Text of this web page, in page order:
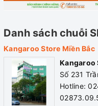
Danh sách chuỗi
Kangaroo Store Miền Bắc
Kangaroo
Số 231
Hotline: